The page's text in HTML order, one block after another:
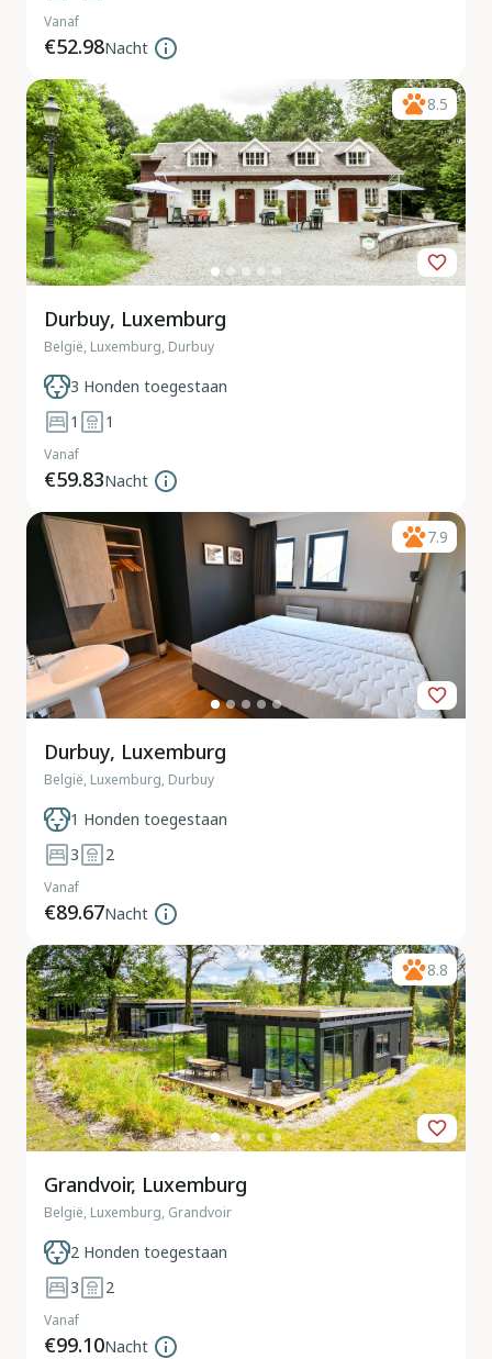
Vanaf
€52.98Nacht
8.5
Durbuy, Luxemburg
België, Luxemburg, Durbuy
3 Honden toegestaan
1
1
Vanaf
€59.83Nacht
7.9
Durbuy, Luxemburg
België, Luxemburg, Durbuy
1 Honden toegestaan
3
2
Vanaf
€89.67Nacht
8.8
Grandvoir, Luxemburg
België, Luxemburg, Grandvoir
2 Honden toegestaan
3
2
Vanaf
€99.10Nacht